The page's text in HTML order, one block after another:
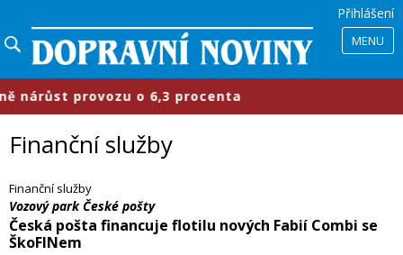
Přihlášení
MENU
provozu o 6,3 procenta
Finanční služby
Finanční služby
Vozový park České pošty
Česká pošta financuje flotilu nových Fabií Combi se
ŠkoFINem